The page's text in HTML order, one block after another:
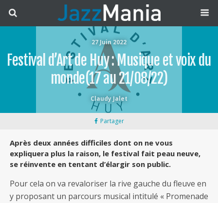
27 Juin 2022
Festival d’Art de Huy : Musique et voix du
monde(17 au 21/08/22)
Claudy Jalet
Partager
Après deux années difficiles dont on ne vous
expliquera plus la raison, le festival fait peau neuve,
se réinvente en tentant d’élargir son public.
Pour cela on va revaloriser la rive gauche du fleuve en
y proposant un parcours musical intitulé « Promenade